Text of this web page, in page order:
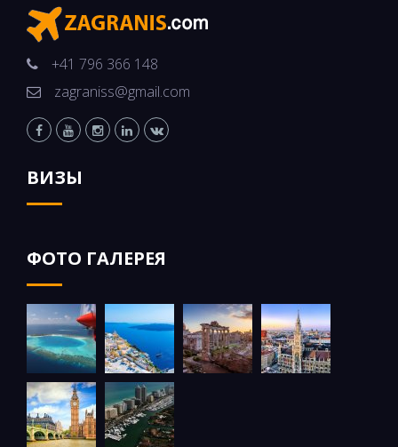
+41 796 366 148
zagraniss@gmail.com
ВИЗЫ
ФОТО ГАЛЕРЕЯ